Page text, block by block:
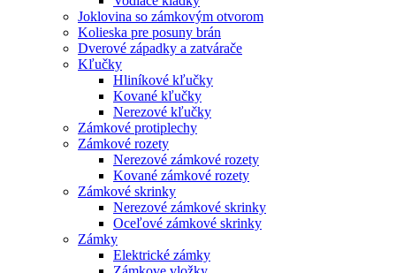
Joklovina so zámkovým otvorom
Kolieska pre posuny brán
Dverové západky a zatvárače
Kľučky
Hliníkové kľučky
Kované kľučky
Nerezové kľučky
Zámkové protiplechy
Zámkové rozety
Nerezové zámkové rozety
Kované zámkové rozety
Zámkové skrinky
Nerezové zámkové skrinky
Oceľové zámkové skrinky
Zámky
Elektrické zámky